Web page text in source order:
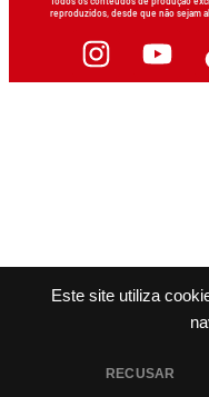
Este site utiliza
RECUSAR
reproduzidos, desde que não sejam